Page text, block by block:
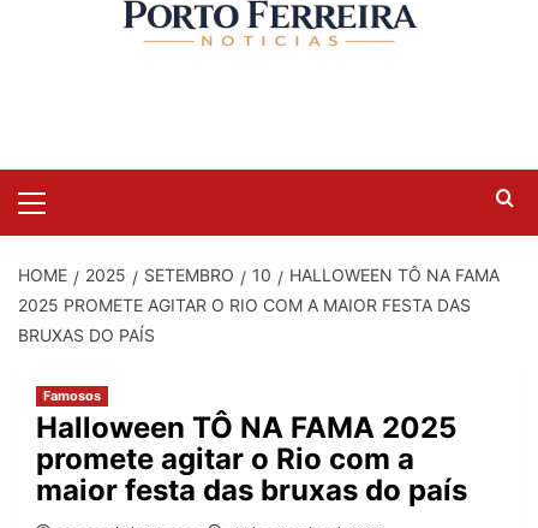
HOME 2025 SETEMBRO 10
HALLOWEEN TÔ NA FAMA
2025 PROMETE AGITAR O RIO COM A MAIOR FESTA DAS
BRUXAS DO PAÍS
Famosos
Halloween TÔ NA FAMA 2025
promete agitar o Rio com a
maior festa das bruxas do país